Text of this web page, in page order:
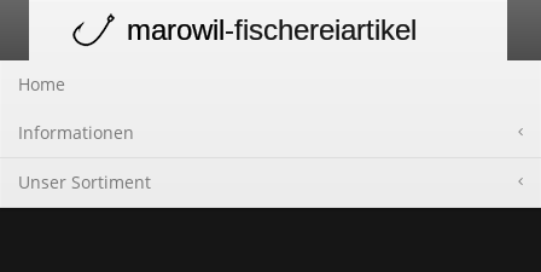
navigation
marowil-fischereiartikel
Home
Informationen
Unser Sortiment